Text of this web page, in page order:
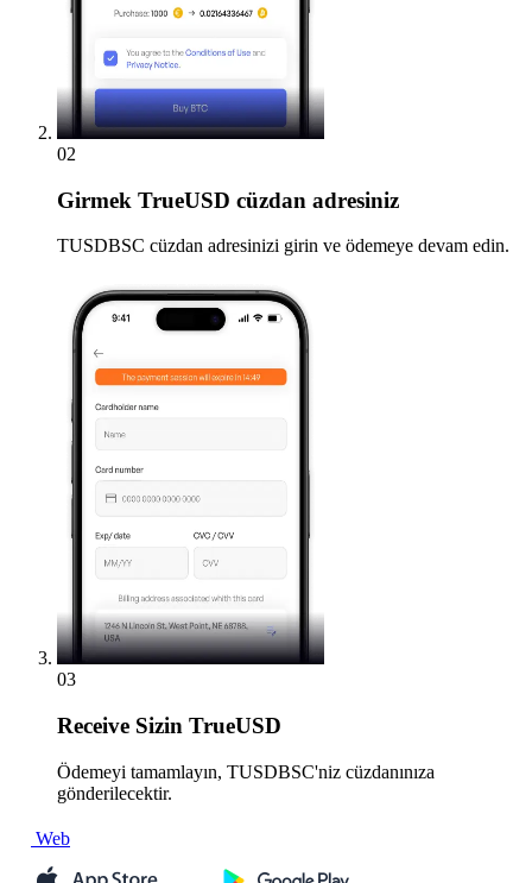
02
Girmek TrueUSD cüzdan adresiniz
TUSDBSC cüzdan adresinizi girin ve ödemeye devam edin.
03
Receive Sizin TrueUSD
Ödemeyi tamamlayın, TUSDBSC'niz cüzdanınıza
gönderilecektir.
Web